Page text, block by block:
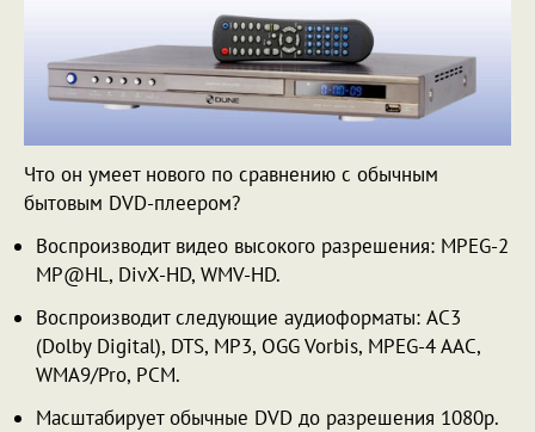
Что он умеет нового по сравнению с обычным
бытовым DVD-плеером?
Воспроизводит видео высокого разрешения: MPEG-2
MP@HL, DivX-HD, WMV-HD.
Воспроизводит следующие аудиоформаты: AC3
(Dolby Digital), DTS, MP3, OGG Vorbis, MPEG-4 AAC,
WMA9/Pro, PCM.
Масштабирует обычные DVD до разрешения 1080p.